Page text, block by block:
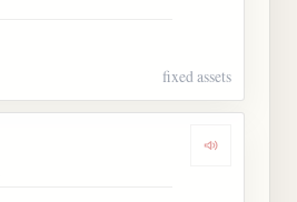
fixed assets
Dengarkan